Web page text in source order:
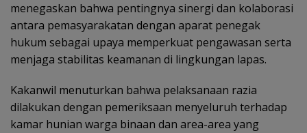
menegaskan bahwa pentingnya sinergi dan kolaborasi
antara pemasyarakatan dengan aparat penegak
hukum sebagai upaya memperkuat pengawasan serta
menjaga stabilitas keamanan di lingkungan lapas.
Kakanwil menuturkan bahwa pelaksanaan razia
dilakukan dengan pemeriksaan menyeluruh terhadap
kamar hunian warga binaan dan area-area yang